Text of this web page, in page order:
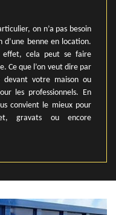
on n’a pas besoin
benne en location.
effet, cela peut se faire
Ce que l’on veut dire par
votre maison ou
les professionnels. En
convient le mieux pour
gravats ou encore